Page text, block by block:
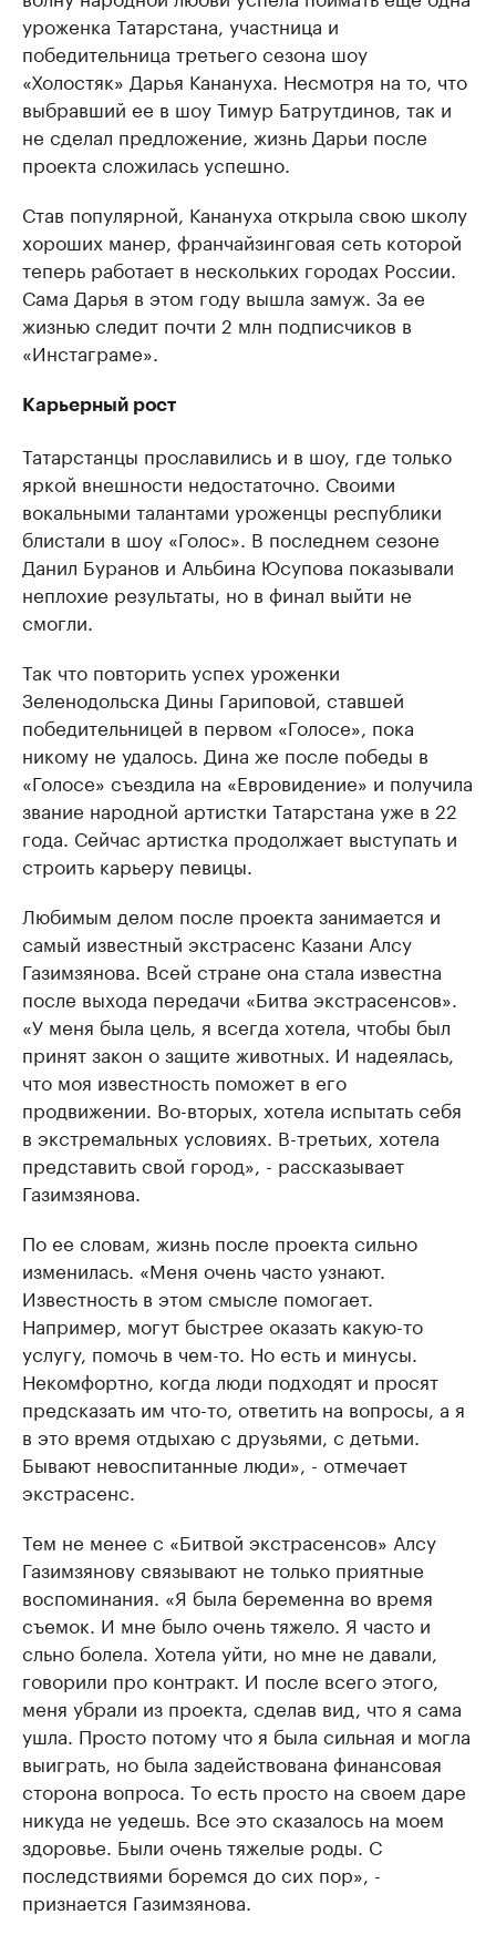
уроженка Татарстана, участница и
победительница третьего сезона шоу
«Холостяк» Дарья Канануха. Несмотря на то, что
выбравший ее в шоу Тимур Батрутдинов, так и
не сделал предложение, жизнь Дарьи после
проекта сложилась успешно.
Став популярной, Канануха открыла свою школу
хороших манер, франчайзинговая сеть которой
теперь работает в нескольких городах России.
Сама Дарья в этом году вышла замуж. За ее
жизнью следит почти 2 млн подписчиков в
«Инстаграме».
Карьерный рост
Татарстанцы прославились и в шоу, где только
яркой внешности недостаточно. Своими
вокальными талантами уроженцы республики
блистали в шоу «Голос». В последнем сезоне
Данил Буранов и Альбина Юсупова показывали
неплохие результаты, но в финал выйти не
смогли.
Так что повторить успех уроженки
Зеленодольска Дины Гариповой, ставшей
победительницей в первом «Голосе», пока
никому не удалось. Дина же после победы в
«Голосе» съездила на «Евровидение» и получила
звание народной артистки Татарстана уже в 22
года. Сейчас артистка продолжает выступать и
строить карьеру певицы.
Любимым делом после проекта занимается и
самый известный экстрасенс Казани Алсу
Газимзянова. Всей стране она стала известна
после выхода передачи «Битва экстрасенсов».
«У меня была цель, я всегда хотела, чтобы был
принят закон о защите животных. И надеялась,
что моя известность поможет в его
продвижении. Во-вторых, хотела испытать себя
в экстремальных условиях. В-третьих, хотела
представить свой город», - рассказывает
Газимзянова.
По ее словам, жизнь после проекта сильно
изменилась. «Меня очень часто узнают.
Известность в этом смысле помогает.
Например, могут быстрее оказать какую-то
услугу, помочь в чем-то. Но есть и минусы.
Некомфортно, когда люди подходят и просят
предсказать им что-то, ответить на вопросы, а я
в это время отдыхаю с друзьями, с детьми.
Бывают невоспитанные люди», - отмечает
экстрасенс.
Тем не менее с «Битвой экстрасенсов» Алсу
Газимзянову связывают не только приятные
воспоминания. «Я была беременна во время
съемок. И мне было очень тяжело. Я часто и
сльно болела. Хотела уйти, но мне не давали,
говорили про контракт. И после всего этого,
меня убрали из проекта, сделав вид, что я сама
ушла. Просто потому что я была сильная и могла
выиграть, но была задействована финансовая
сторона вопроса. То есть просто на своем даре
никуда не уедешь. Все это сказалось на моем
здоровье. Были очень тяжелые роды. С
последствиями боремся до сих пор», -
признается Газимзянова.